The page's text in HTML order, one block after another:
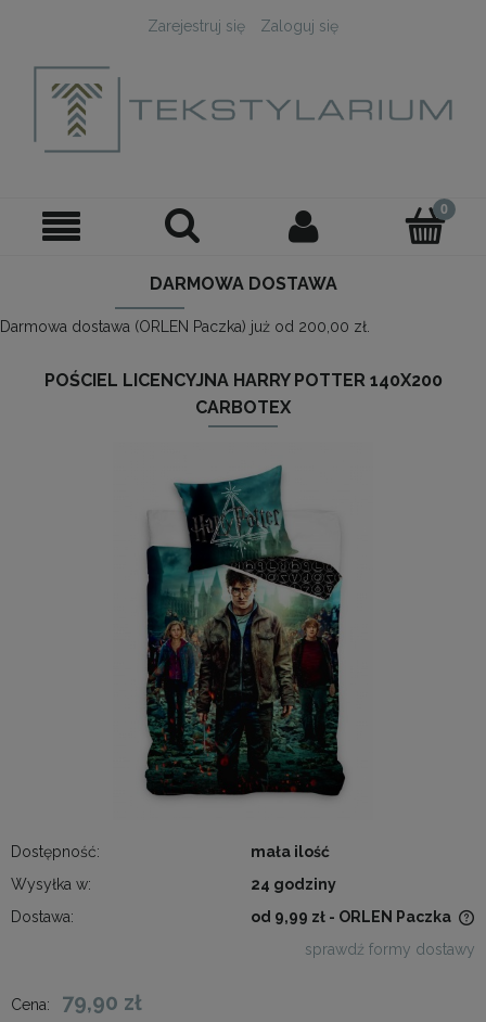
Zarejestruj się Zaloguj się
DARMOWA DOSTAWA
Darmowa dostawa (ORLEN Paczka) już od 200,00 zł.
POŚCIEL LICENCYJNA HARRY POTTER 140X200
CARBOTEX
Dostępność:
mała ilość
Wysyłka w:
24 godziny
Dostawa:
od 9,99 zł - ORLEN Paczka
sprawdź formy dostawy
Cena: 79,90 zł